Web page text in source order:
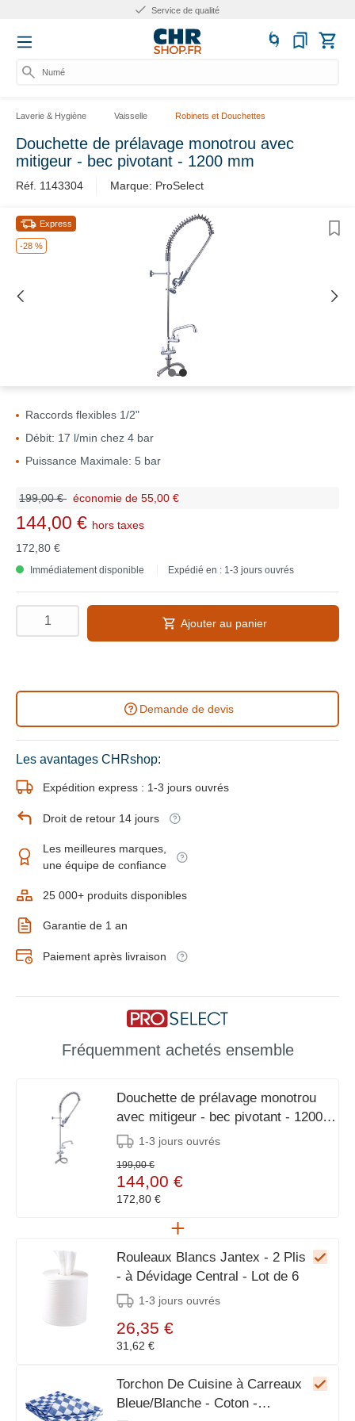
Service de qualité
Numéro
Laverie & Hygiène Vaisselle Robinets et Douchettes
Douchette de prélavage monotrou avec
mitigeur - bec pivotant - 1200 mm
Réf. 1143304 Marque: ProSelect
-28 %
Express
Raccords flexibles 1/2"
Débit: 17 l/min chez 4 bar
Puissance Maximale: 5 bar
199,00 € économie de 55,00 €
144,00 € hors taxes
172,80 €
Immédiatement disponible Expédié en : 1-3 jours ouvrés
Ajouter au panier
Demande de devis
Les avantages CHRshop:
Expédition express : 1-3 jours ouvrés
Droit de retour 14 jours
Les meilleures marques,
une équipe de confiance
25 000+ produits disponibles
Garantie de 1 an
Paiement après livraison
Fréquemment achetés ensemble
Douchette de prélavage monotrou
avec mitigeur - bec pivotant - 1200
mm 1-3 jours ouvrés
199,00 €
144,00 €
172,80 €
Rouleaux Blancs Jantex - 2 Plis
- à Dévidage Central - Lot de 6
1-3 jours ouvrés
26,35 €
31,62 €
Torchon De Cuisine à Carreaux
Bleue/Blanche - Coton -